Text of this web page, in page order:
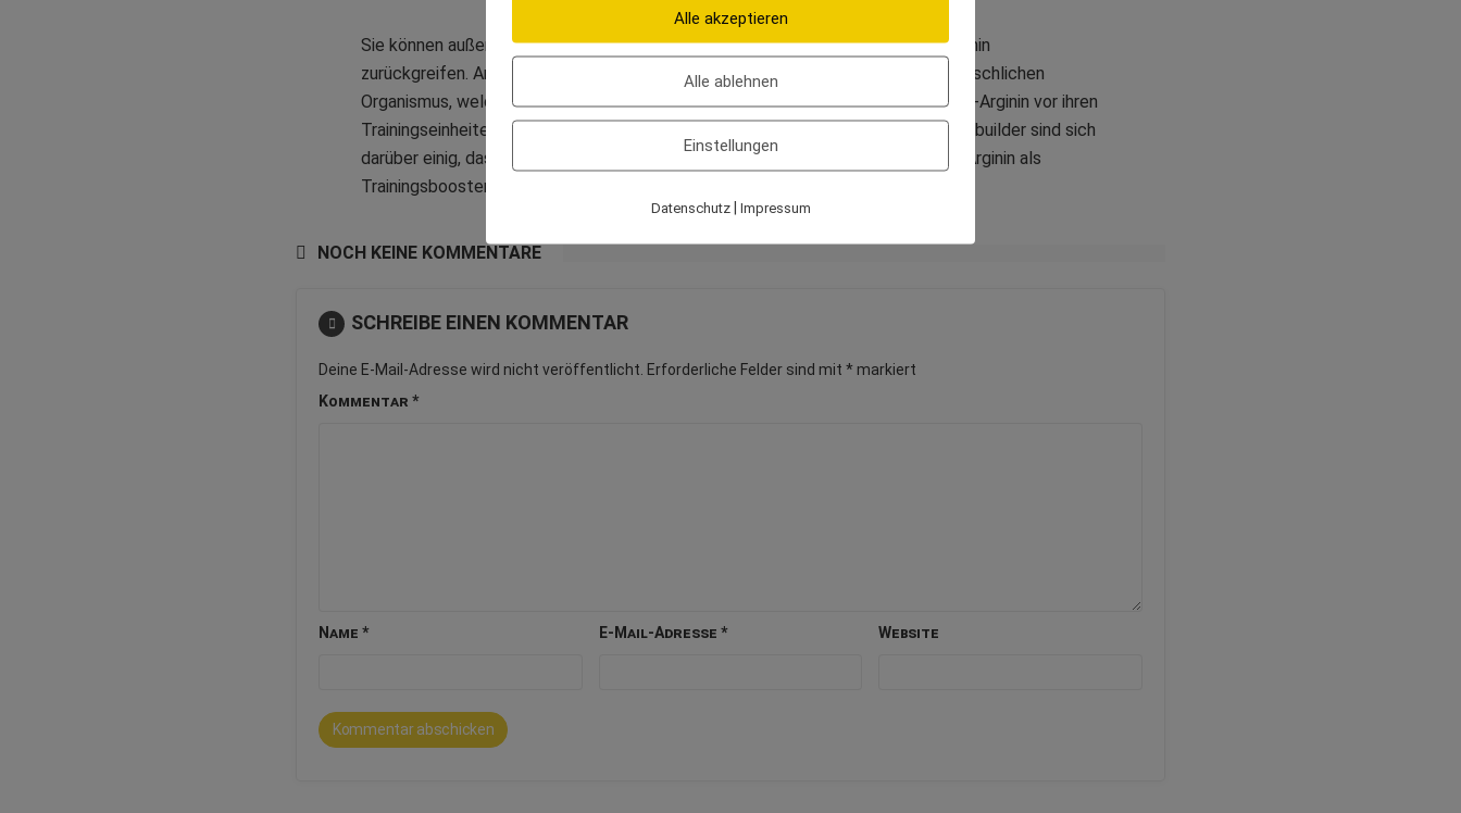
Sie können außerdem auch auf Nahrungsergänzungsmittel, wie zum Beispiel Arginin
zurückgreifen. Arginin ist die wichtigste Vorstufe von Stickstoffmonoxid im menschlichen
Organismus, welches immunstärkende Aktivitäten besitzt. Sportler verwenden L-Arginin vor ihren
Trainingseinheiten, um mit damit den Muskelaufbau zu fördern. Die meisten Bodybuilder sind sich
darüber einig, dass diese Aminos den meisten Muskelpump bringen. Deshalb ist Arginin als
Trainingsbooster äußerst empfehlenswert.
NOCH KEINE KOMMENTARE
SCHREIBE EINEN KOMMENTAR
Deine E-Mail-Adresse wird nicht veröffentlicht. Erforderliche Felder sind mit * markiert
Kommentar *
Name * E-Mail-Adresse * Website
Alle akzeptieren
Alle ablehnen
Einstellungen
Datenschutz| Impressum